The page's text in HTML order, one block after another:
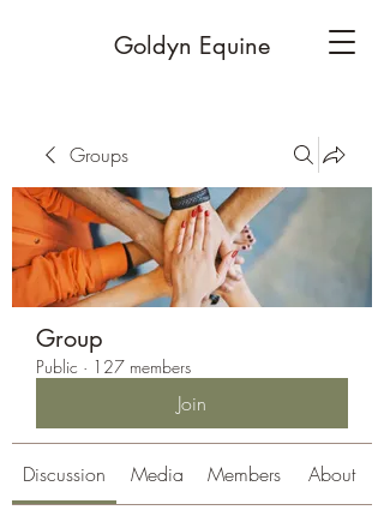
Goldyn Equine
Groups
Group
Public · 127 members
Join
Discussion Media Members About